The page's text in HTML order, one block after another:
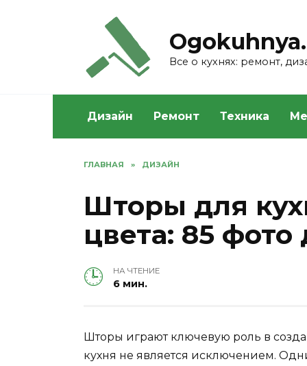
Все о кухнях: ремонт,
Дизайн Ремонт Техника
ГЛАВНАЯ » ДИЗАЙН
Шторы для
цвета: 85 фото
НА ЧТЕНИЕ
6 мин.
Шторы играют ключевую роль в
кухня не является исключением.